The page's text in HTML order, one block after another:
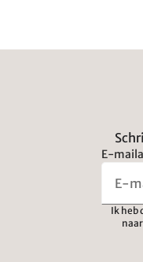
E-
Ik heb